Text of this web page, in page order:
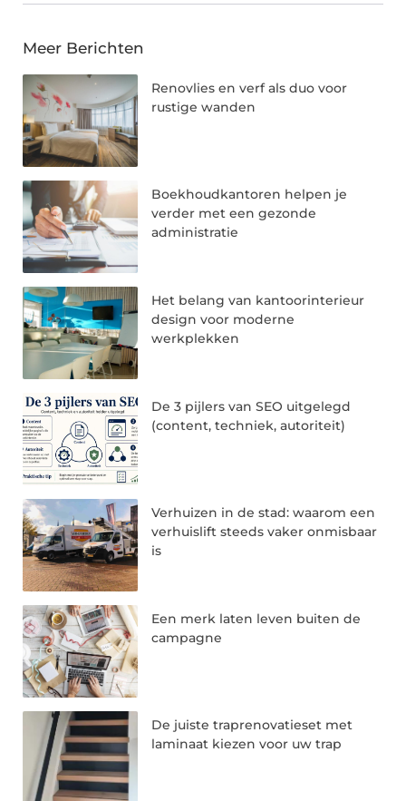
Meer Berichten
Renovlies en verf als duo voor
rustige wanden
Boekhoudkantoren helpen je
verder met een gezonde
administratie
Het belang van kantoorinterieur
design voor moderne
werkplekken
De 3 pijlers van SEO uitgelegd
(content, techniek, autoriteit)
Verhuizen in de stad: waarom een
verhuislift steeds vaker onmisbaar
is
Een merk laten leven buiten de
campagne
De juiste traprenovatieset met
laminaat kiezen voor uw trap